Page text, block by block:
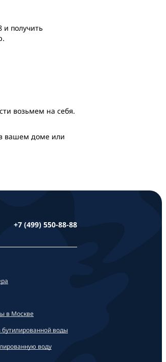
и получить
возьмем на себя.
вашем доме или
+7 (499) 550-88-88
в Москве
воды
воду